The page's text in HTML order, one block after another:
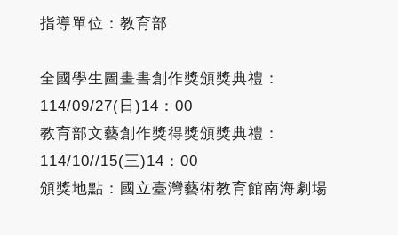
指導單位：教育部
全國學生圖畫書創作獎頒獎典禮：
114/09/27(日)14：00
教育部文藝創作獎得獎頒獎典禮：
114/10//15(三)14：00
頒獎地點：國立臺灣藝術教育館南海劇場